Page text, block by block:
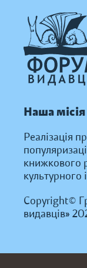
Наша місія
Реалізація
книжкового
культурного
Copyright©
видавців»